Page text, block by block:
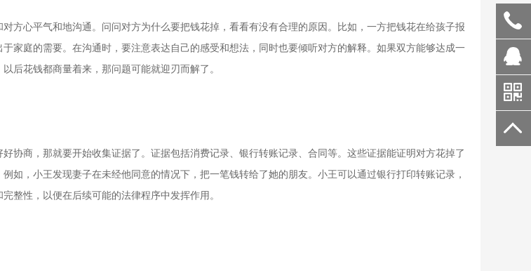
方心平气和地沟通。问问对方为什么要把钱花掉，看看有没有合理的原因。比如，一方把钱花在给孩子报
家庭的需要。在沟通时，要注意表达自己的感受和想法，同时也要倾听对方的解释。如果双方能够达成一
后花钱都商量着来，那问题可能就迎刃而解了。
协商，那就要开始收集证据了。证据包括消费记录、银行转账记录、合同等。这些证据能证明对方花掉了
如，小王发现妻子在未经他同意的情况下，把一笔钱转给了她的朋友。小王可以通过银行打印转账记录，
整性，以便在后续可能的法律程序中发挥作用。